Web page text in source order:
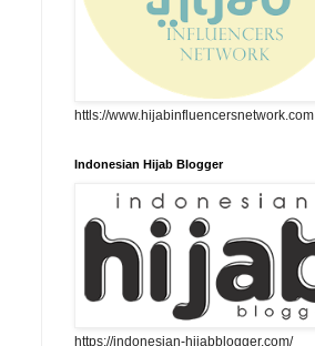
httls://www.hijabinfluencersnetwork.com
Indonesian Hijab Blogger
https://indonesian-hijabblogger.com/